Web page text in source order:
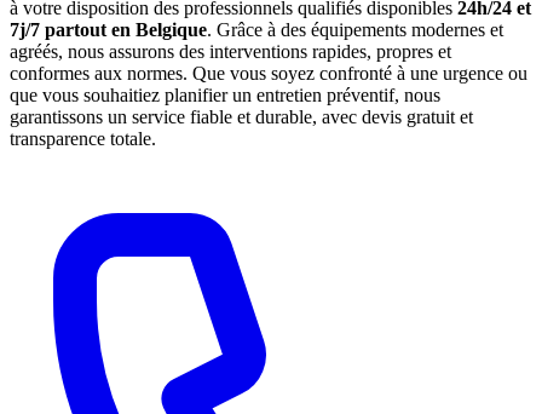
à votre disposition des professionnels qualifiés disponibles 24h/24 et
7j/7 partout en Belgique. Grâce à des équipements modernes et
agréés, nous assurons des interventions rapides, propres et
conformes aux normes. Que vous soyez confronté à une urgence ou
que vous souhaitiez planifier un entretien préventif, nous
garantissons un service fiable et durable, avec devis gratuit et
transparence totale.